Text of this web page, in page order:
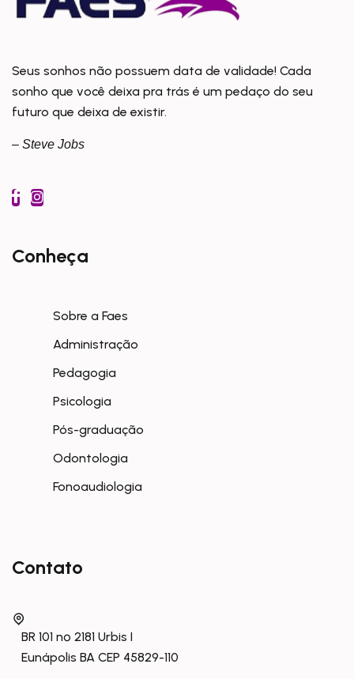
Seus sonhos não possuem data de validade! Cada
sonho que você deixa pra trás é um pedaço do seu
futuro que deixa de existir.
– Steve Jobs
Conheça
Sobre a Faes
Administração
Pedagogia
Psicologia
Pós-graduação
Odontologia
Fonoaudiologia
Contato
BR 101 nº 2181 Urbis I
Eunápolis BA CEP 45829-110